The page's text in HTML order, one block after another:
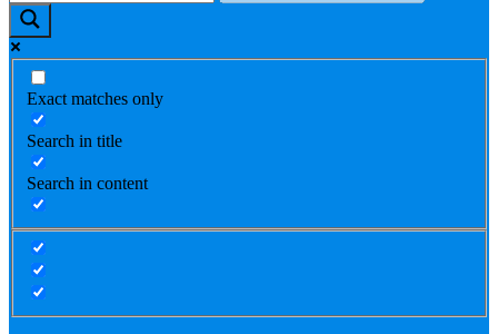
Exact matches only
Search in title
Search in content